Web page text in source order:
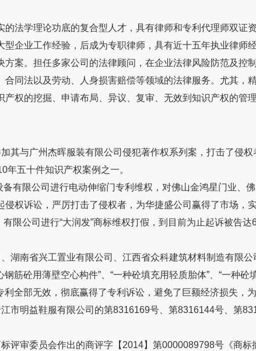
法学理论功底的复合型人才，具有律师和专利代理师双证资
型企业工作经验，后成为专职律师，具有近十五年执业律
案。担任多家公司的法律顾问，在企业法律风险防范及控
同法以及劳动、人身损害赔偿等领域的法律服务。尤其
权的挖掘、申请布局、异议、复审、无效到知识产权的管
其与广州杰晖服装有限公司侵犯著作权系列案，打击了侵
年五十件知识产权案例之一。
有限公司进行电动伸缩门专利维权，对佛山金鸿星门业、
权诉讼，严厉打击了侵权者，为华捷盛公司赢得了市场，
限公司进行“大润发”商标维权打假，到目前为止起诉被告
湖南省兴工置业有限公司、江西省众科建筑材料制造有限
钢筋砼用薄壁空心构件”、“一种砼填充用轻质胎体”、“一种
利全部无效，彻底赢得了专利诉讼，避免了巨额经济损失，
市明益鞋服有限公司的第8316169号、第8316144号、第
评审委员会作出的商评字【2014】第0000089798号《商标